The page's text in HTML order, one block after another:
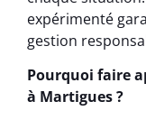
expérimenté
gestion
Pourquoi faire
à Martigues ?